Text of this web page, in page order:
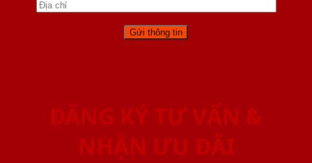
ĐĂNG KÝ TƯ VẤN &
NHẬN ƯU ĐÃI